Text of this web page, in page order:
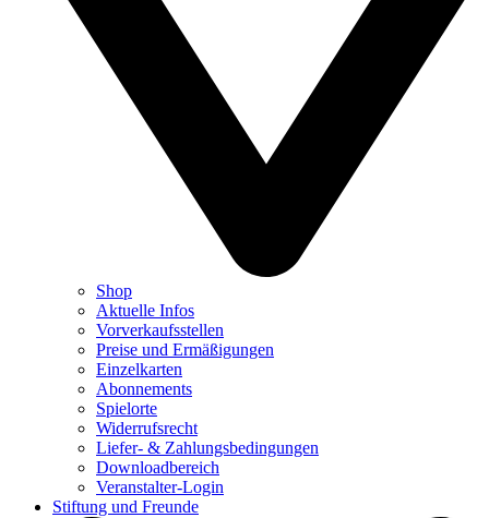
Shop
Aktuelle Infos
Vorverkaufsstellen
Preise und Ermäßigungen
Einzelkarten
Abonnements
Spielorte
Widerrufsrecht
Liefer- & Zahlungsbedingungen
Downloadbereich
Veranstalter-Login
Stiftung und Freunde